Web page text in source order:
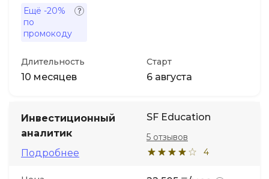
Ещё -20%
по
промокоду
Длительность
10 месяцев
Старт
6 августа
Инвестиционный
аналитик
Подробнее
SF Education
4
5 отзывов
Детям